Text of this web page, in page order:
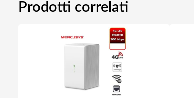
Prodotti correlati